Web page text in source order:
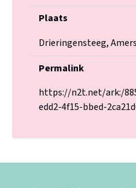
Plaats
Drieringensteeg,
Permalink
https://n2t.net/ark:/
edd2-4f15-bbed-